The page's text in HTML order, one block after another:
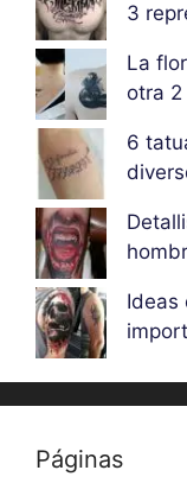
3
La
otra 2
6
Ideas
Páginas